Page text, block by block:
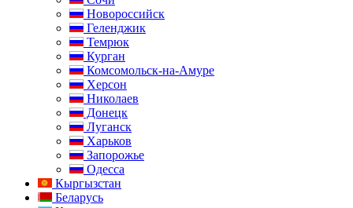
Новороссийск
Геленджик
Темрюк
Курган
Комсомольск-на-Амуре
Херсон
Николаев
Донецк
Луганск
Харьков
Запорожье
Одесса
Кыргызстан
Беларусь